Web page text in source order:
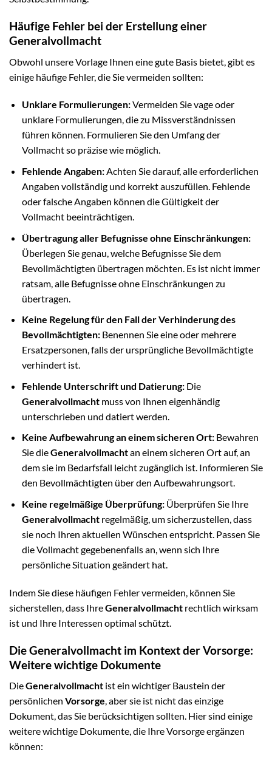
Häufige Fehler bei der Erstellung einer
Generalvollmacht
Obwohl unsere Vorlage Ihnen eine gute Basis bietet, gibt es
einige häufige Fehler, die Sie vermeiden sollten:
Unklare Formulierungen:Vermeiden Sie vage oder
unklare Formulierungen, die zu Missverständnissen
führen können. Formulieren Sie den Umfang der
Vollmacht so präzise wie möglich.
Fehlende Angaben:Achten Sie darauf, alle erforderlichen
Angaben vollständig und korrekt auszufüllen. Fehlende
oder falsche Angaben können die Gültigkeit der
Vollmacht beeinträchtigen.
Übertragung aller Befugnisse ohne Einschränkungen:
Überlegen Sie genau, welche Befugnisse Sie dem
Bevollmächtigten übertragen möchten. Es ist nicht immer
ratsam, alle Befugnisse ohne Einschränkungen zu
übertragen.
Keine Regelung für den Fall der Verhinderung des
Bevollmächtigten:Benennen Sie eine oder mehrere
Ersatzpersonen, falls der ursprüngliche Bevollmächtigte
verhindert ist.
Fehlende Unterschrift und Datierung:Die
Generalvollmachtmuss von Ihnen eigenhändig
unterschrieben und datiert werden.
Keine Aufbewahrung an einem sicheren Ort:Bewahren
Sie dieGeneralvollmachtan einem sicheren Ort auf, an
dem sie im Bedarfsfall leicht zugänglich ist. Informieren Sie
den Bevollmächtigten über den Aufbewahrungsort.
Keine regelmäßige Überprüfung:Überprüfen Sie Ihre
Generalvollmachtregelmäßig, um sicherzustellen, dass
sie noch Ihren aktuellen Wünschen entspricht. Passen Sie
die Vollmacht gegebenenfalls an, wenn sich Ihre
persönliche Situation geändert hat.
Indem Sie diese häufigen Fehler vermeiden, können Sie
sicherstellen, dass IhreGeneralvollmacht rechtlich wirksam
ist und Ihre Interessen optimal schützt.
Die Generalvollmacht im Kontext der Vorsorge:
Weitere wichtige Dokumente
DieGeneralvollmacht ist ein wichtiger Baustein der
persönlichen Vorsorge, aber sie ist nicht das einzige
Dokument, das Sie berücksichtigen sollten. Hier sind einige
weitere wichtige Dokumente, die Ihre Vorsorge ergänzen
können: